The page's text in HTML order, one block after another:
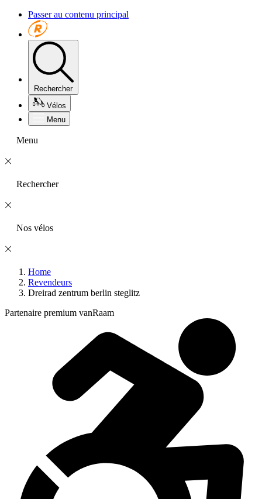
Passer au contenu principal
Rechercher
Vélos
Menu
Menu
Rechercher
Nos vélos
Home
Revendeurs
Dreirad zentrum berlin steglitz
Partenaire premium vanRaam